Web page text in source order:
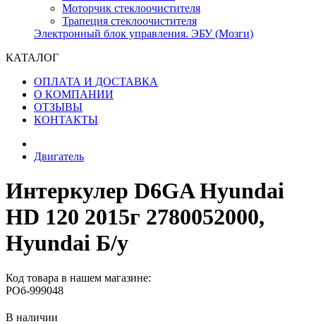
Моторчик стеклоочистителя
Трапеция стеклоочистителя
Электронный блок управления. ЭБУ (Мозги)
КАТАЛОГ
ОПЛАТА И ДОСТАВКА
О КОМПАНИИ
ОТЗЫВЫ
КОНТАКТЫ
Двигатель
Интеркулер D6GA Hyundai
HD 120 2015г 2780052000,
Hyundai Б/у
Код товара в нашем магазине:
РОб-999048
В наличии